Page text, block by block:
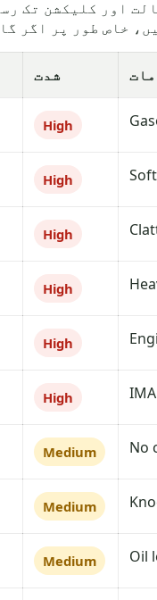
شدت
High
High
High
High
High
High
No
Medium
Medium
Oil
Medium